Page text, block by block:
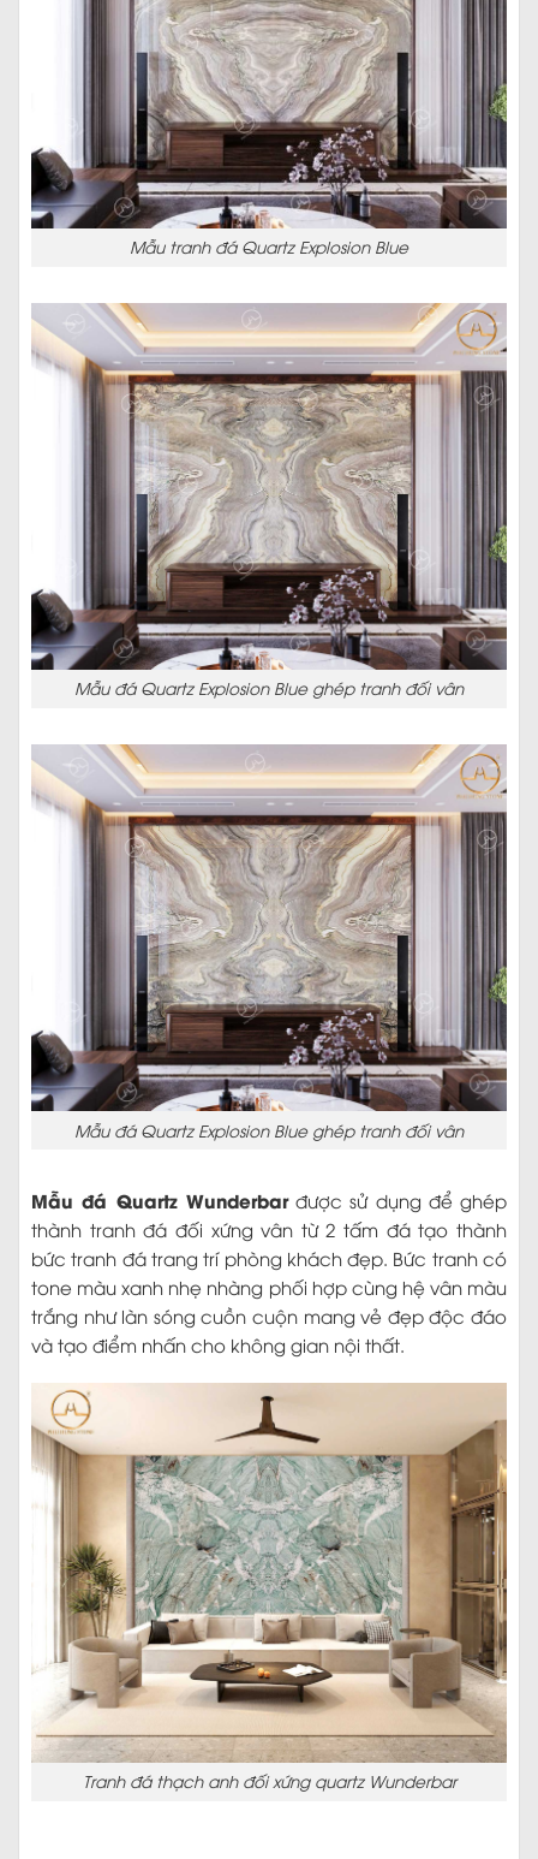
Mẫu tranh đá Quartz Explosion Blue
Mẫu đá Quartz Explosion Blue ghép tranh đối vân
Mẫu đá Quartz Explosion Blue ghép tranh đối vân
Mẫu đá Quartz Wunderbarđược sử dụng để ghép
thành tranh đá đối xứng vân từ 2 tấm đá tạo thành
bức tranh đá trang trí phòng khách đẹp. Bức tranh có
tone màu xanh nhẹ nhàng phối hợp cùng hệ vân màu
trắng như làn sóng cuồn cuộn mang vẻ đẹp độc đáo
và tạo điểm nhấn cho không gian nội thất.
Tranh đá thạch anh đối xứng quartz Wunderbar